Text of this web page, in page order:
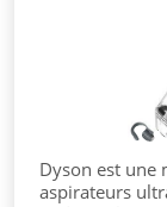
Dyson est une
aspirateurs